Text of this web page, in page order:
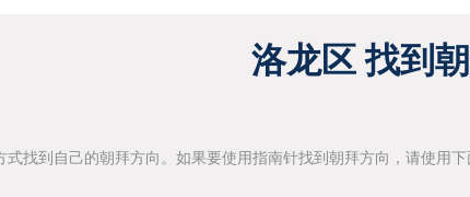
洛龙区 找到
式找到自己的朝拜方向。如果要使用指南针找到朝拜方向，请使用